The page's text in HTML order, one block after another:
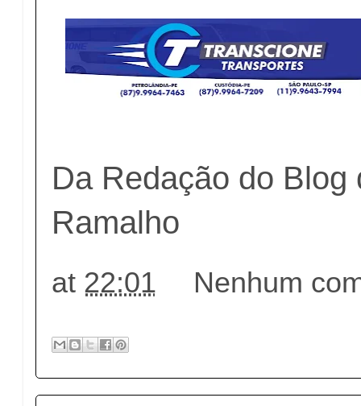
Da Redação do Blog
Ramalho
at 22:01 Nenhum